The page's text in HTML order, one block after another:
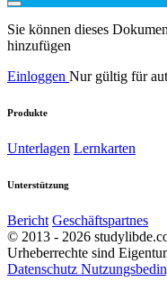
Sie können dieses
hinzufügen
Einloggen Nur gültig für
Produkte
Unterlagen Lernkarten
Unterstützung
Bericht Geschäftspartnes
© 2013 - 2026
Urheberrechte sind
Datenschutz